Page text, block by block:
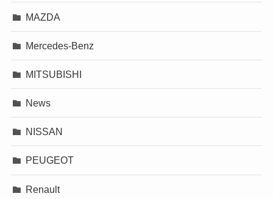
MAZDA
Mercedes-Benz
MITSUBISHI
News
NISSAN
PEUGEOT
Renault